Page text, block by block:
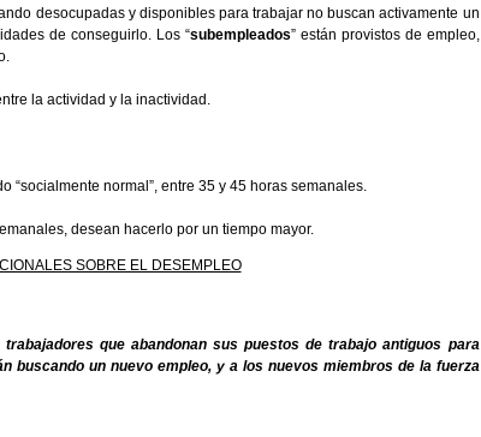
desocupadas y disponibles para trabajar no buscan activamente un
de conseguirlo. Los “subempleados” están provistos de empleo,
la actividad y la inactividad.
“socialmente normal”, entre 35 y 45 horas semanales.
desean hacerlo por un tiempo mayor.
SOBRE EL DESEMPLEO
que abandonan sus puestos de trabajo antiguos para
buscando un nuevo empleo, y a los nuevos miembros de la fuerza